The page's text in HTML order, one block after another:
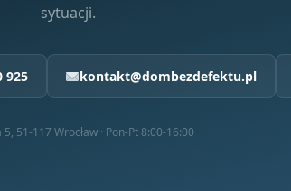
sytuacji.
925 kontakt@dombezdefektu.pl
51-117 Wrocław · Pon-Pt 8:00-16:00